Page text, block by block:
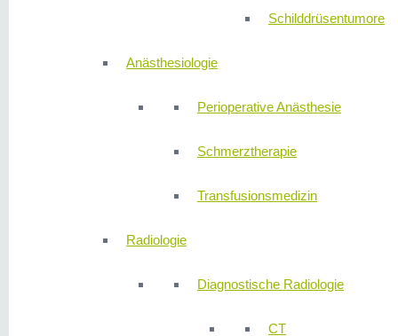
Schilddrüsentumore
Anästhesiologie
Perioperative Anästhesie
Schmerztherapie
Transfusionsmedizin
Radiologie
Diagnostische Radiologie
CT